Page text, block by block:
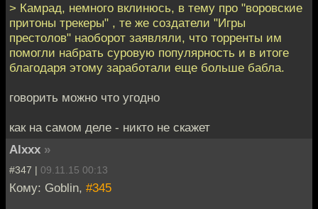
> Камрад, немного вклинюсь, в тему про "воровские
притоны трекеры" , те же создатели "Игры
престолов" наоборот заявляли, что торренты им
помогли набрать суровую популярность и в итоге
благодаря этому заработали еще больше бабла.
говорить можно что угодно
как на самом деле - никто не скажет
Alxxx »
#347 | 09.11.15 00:13
Кому: Goblin, #345